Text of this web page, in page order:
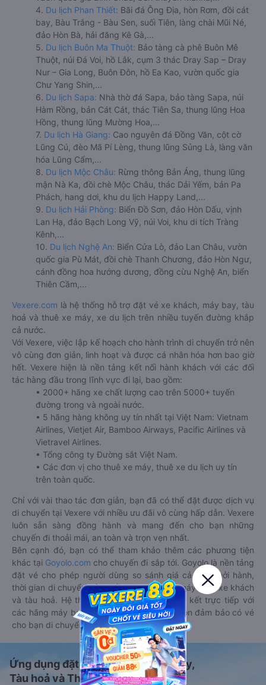
4. Du lịch Phan Thiết: Bãi đá Ông Địa, hòn Rơm, đồi cát
bay, Bàu Trắng - Bàu Sen, suối Tiên, làng chài Mũi Né,
đảo Hòn Bà, hải đăng Kê Gà,...
5. Du lịch Buôn Ma Thuột: Bảo tàng cà phê Buôn Mê
Thuột, núi Đá Voi, hồ Lắk, cụm 3 thác Dray Sap – Dray
Nur – Gia Long, Buôn Đôn, hồ Ea Kao, vườn quốc gia
Chư Yang Shin,...
6. Du lịch Sapa: Nhà thờ đá Sapa, bảo tàng Sapa, núi
Hàm Rồng, bản Cát Cát, thác Tiên Sa, thung lũng Hoa
Hồng, thung lũng Mường Hoa,...
7. Du lịch Hà Giang: Cao nguyên đá Đồng Văn, cột cờ
Lũng Cú, đèo Mã Pí Lèng, thung lũng Sủng Là, làng văn
hóa Lũng Cẩm,...
8. Du lịch Mộc Châu: Rừng thông Bản Áng, thung lũng
mận Nà Ka, đồi chè Mộc Châu, thác Dải Yếm, bản Pa
Phách, hang dơi, khu du lịch Happy Land,...
9. Du lịch Hải Phòng: Biển Đồ Sơn, đảo Hòn Dấu, vịnh
Lan Hạ, đảo Bạch Long Vỹ, núi Voi, khu di tích Tràng
Kênh,...
10. Du lịch Nghệ An: Biển Cửa Lò, đảo Lan Châu, vườn
quốc gia Pù Mát, đồi chè Thanh Chương, đảo Hòn Ngư,
cánh đồng hoa hướng dương, đồng cừu Nghệ An, biển
Thiên Cầm,...
Vexere.com là hệ thống hỗ trợ đặt vé xe khách, máy bay, tàu
hoả và thuê xe máy, xe du lịch trên nhiều tuyến đường khắp
cả nước.
Với Vexere, việc lập kế hoạch cho hành trình di chuyển trở nên
vô cùng đơn giản, linh hoạt và được cá nhân hóa hơn bao giờ
hết. Vexere hiện là nền tảng kết nối hành khách với các đối
tác hàng đầu trong lĩnh vực đi lại, bao gồm:
• 2000+ hãng xe chất lượng cao trên 5000+ tuyến
đường trong và ngoài nước.
• 5 hãng hàng không uy tín nhất tại Việt Nam: Vietnam
Airlines, Vietjet Air, Bamboo Airways, Pacific Airlines và
Vietravel Airlines.
• Tổng công ty Đường sắt Việt Nam.
• Các đơn vị cho thuê xe máy, thuê xe du lịch uy tín
trên toàn quốc.
Chỉ với vài thao tác đơn giản, bạn đã có thể đặt được dịch vụ
di chuyển tại Vexere với nhiều ưu đãi vô cùng hấp dẫn. Vexere
luôn sẵn sàng đồng hành và mang đến cho bạn những
chuyến đi thoải mái, an toàn và trọn vẹn nhất.
Bên cạnh đó, bạn có thể tham khảo thêm các phương tiện
khác tại Goyolo.com cho chuyến đi sắp tới. Goyolo là nền tảng
đặt vé cho phép người dùng so sánh giá cả, giờ khởi hành,
thời gian di chuyển của nhiều phương tiện máy bay, xe khách
và tàu hoả. Hệ thống của Goyolo được liên kết trực tiếp với
các hãng máy bay, xe khách và tàu hoả, luôn đảm bảo có vé
cho bạn di chuyển.
Ứng dụng đặt vé Xe khách, Máy bay,
Tàu hoả và Thuê xe